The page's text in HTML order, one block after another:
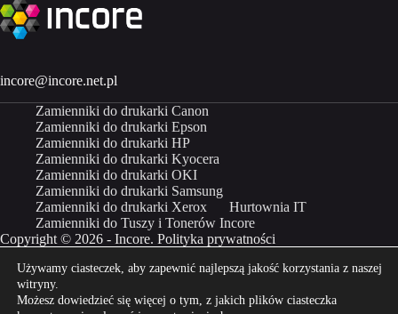
incore@incore.net.pl
Zamienniki do drukarki Canon
Zamienniki do drukarki Epson
Zamienniki do drukarki HP
Zamienniki do drukarki Kyocera
Zamienniki do drukarki OKI
Zamienniki do drukarki Samsung
Zamienniki do drukarki Xerox
Hurtownia IT
Zamienniki do Tuszy i Tonerów Incore
Copyright © 2026 - Incore. Polityka prywatności
Właścicielem marki Incore jest Incom Group SA
Kup Incore na Kup Incore na
Używamy ciasteczek, aby zapewnić najlepszą jakość korzystania z naszej
witryny.
Możesz dowiedzieć się więcej o tym, z jakich plików ciasteczka